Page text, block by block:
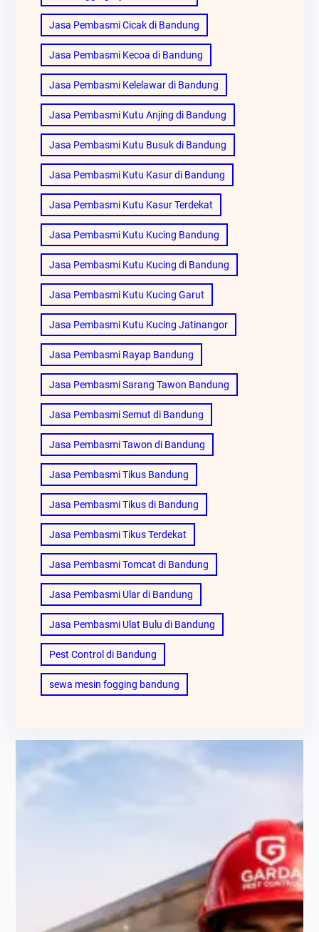
Jasa Pembasmi Cicak di Bandung
Jasa Pembasmi Kecoa di Bandung
Jasa Pembasmi Kelelawar di Bandung
Jasa Pembasmi Kutu Anjing di Bandung
Jasa Pembasmi Kutu Busuk di Bandung
Jasa Pembasmi Kutu Kasur di Bandung
Jasa Pembasmi Kutu Kasur Terdekat
Jasa Pembasmi Kutu Kucing Bandung
Jasa Pembasmi Kutu Kucing di Bandung
Jasa Pembasmi Kutu Kucing Garut
Jasa Pembasmi Kutu Kucing Jatinangor
Jasa Pembasmi Rayap Bandung
Jasa Pembasmi Sarang Tawon Bandung
Jasa Pembasmi Semut di Bandung
Jasa Pembasmi Tawon di Bandung
Jasa Pembasmi Tikus Bandung
Jasa Pembasmi Tikus di Bandung
Jasa Pembasmi Tikus Terdekat
Jasa Pembasmi Tomcat di Bandung
Jasa Pembasmi Ular di Bandung
Jasa Pembasmi Ulat Bulu di Bandung
Pest Control di Bandung
sewa mesin fogging bandung